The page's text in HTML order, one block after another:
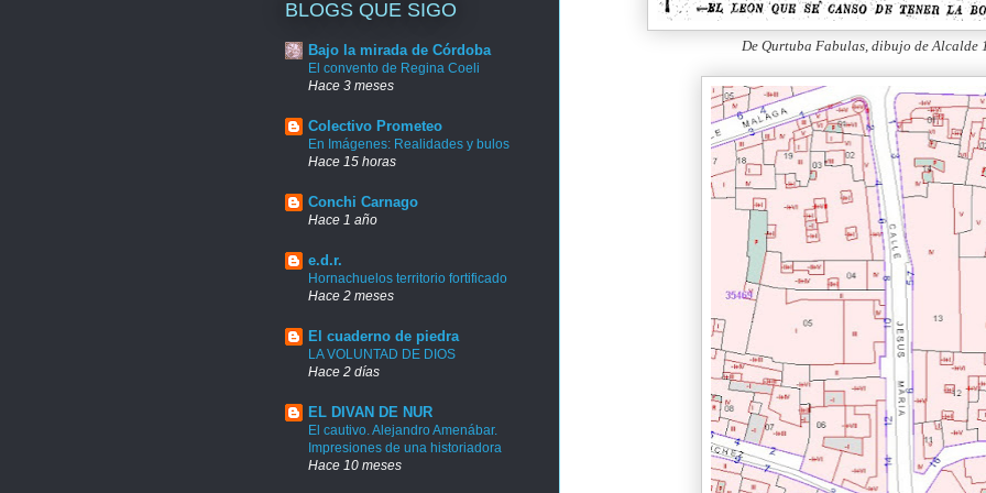
De Qurtuba Fabulas, dibujo de Alcalde
BLOGS QUE SIGO
Bajo la mirada de Córdoba
El convento de Regina Coeli
Hace 3 meses
Colectivo Prometeo
En Imágenes: Realidades y bulos
Hace 15 horas
Conchi Carnago
Hace 1 año
e.d.r.
Hornachuelos territorio fortificado
Hace 2 meses
El cuaderno de piedra
LA VOLUNTAD DE DIOS
Hace 2 días
EL DIVAN DE NUR
El cautivo. Alejandro Amenábar.
Impresiones de una historiadora
Hace 10 meses